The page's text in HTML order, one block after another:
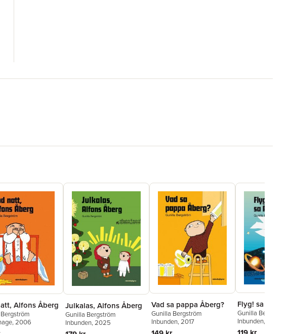
Alfons Åberg
, 2006
Julkalas, Alfons Åberg
Gunilla Bergström
Inbunden, 2025
Vad sa pappa Åberg?
Gunilla Bergström
Inbunden, 2017
Flyg! sa
Gunilla Bergström
Inbunden, 2015